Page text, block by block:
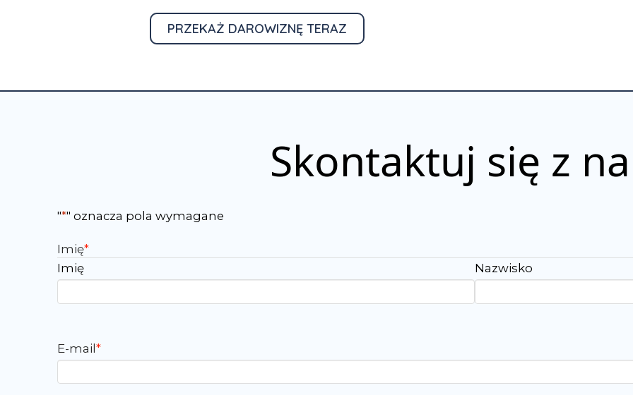
PRZEKAŻ DAROWIZNĘ TERAZ
Skontaktuj się z
"*" oznacza pola wymagane
Imię*
Imię
Nazwisko
E-mail*